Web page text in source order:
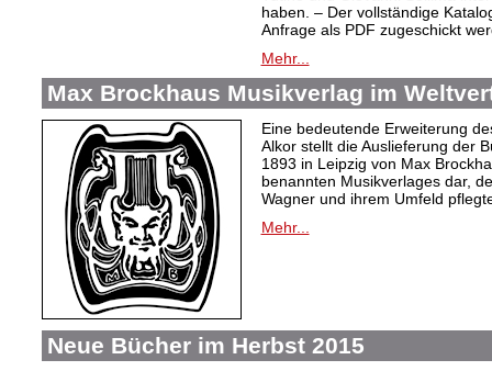
haben. – Der vollständige
Anfrage als PDF zugeschickt
Mehr...
Max Brockhaus Musikverlag im
Eine bedeutende Erweiterung
Alkor stellt die Auslieferung der
1893 in Leipzig von Max
benannten Musikverlages dar,
Wagner und ihrem Umfeld
Mehr...
Neue Bücher im Herbst 2015